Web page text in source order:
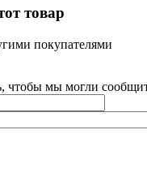
товар
покупателями
чтобы мы могли